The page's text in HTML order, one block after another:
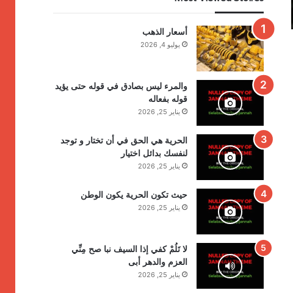
أسعار الذهب
يوليو 4, 2026
والمرء ليس بصادق في قوله حتى يؤيد
قوله بفعاله
يناير 25, 2026
الحرية هي الحق في أن تختار و توجد
لنفسك بدائل اختيار
يناير 25, 2026
حيث تكون الحرية يكون الوطن
يناير 25, 2026
لا تَلُمْ كفي إذا السيف نبا صح مِنِّي
العزم والدهر أبى
يناير 25, 2026